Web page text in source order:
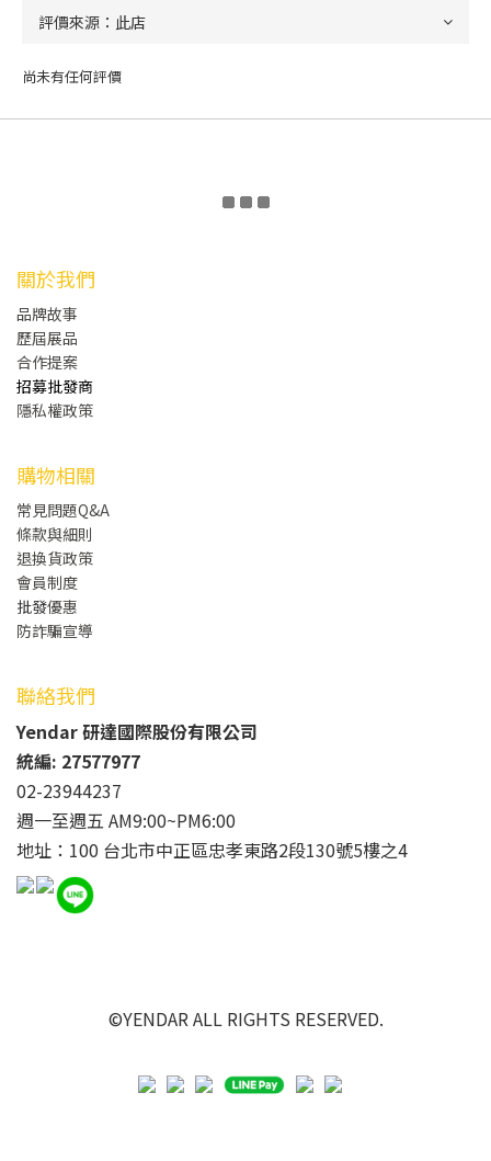
尚未有任何評價
關於我們
品牌故事
歷屆展品
合作提案
招募批發商
隱私權政策
購物相關
常見問題Q&A
條款與細則
退換貨政策
會員制度
批發優惠
防詐騙宣導
聯絡我們
Yendar 研達國際股份有限公司
統編: 27577977
02-23944237
週一至週五 AM9:00~PM6:00
地址：100 台北市中正區忠孝東路2段130號5樓之4
©YENDAR ALL RIGHTS RESERVED.